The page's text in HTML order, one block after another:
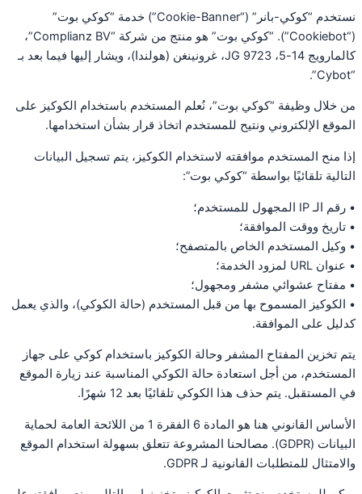
نستخدم “كوكي-بانر” (“Cookie-Banner”) خدمة “كوكي بوت”
(“Cookiebot”). “كوكي بوت” هو منتج من شركة “Complianz BV”،
كالمارويج 14-5، 9723 JG، غرونينغن (هولندا)، ويشار إليها فيما بعد بـ
“Cybot”.
من خلال وظيفة “كوكي بوت”، نُعلم المستخدم باستخدام الكوكيز على
الموقع الإلكتروني ونتيح للمستخدم اتخاذ قرار بشأن استخدامها.
إذا منح المستخدم موافقته لاستخدام الكوكيز، يتم تسجيل البيانات
التالية تلقائيًا بواسطة “كوكي بوت”:
• رقم الـ IP المجهول للمستخدم؛
• تاريخ ووقت الموافقة؛
• وكيل المستخدم الخاص بالمتصفح؛
• عنوان URL لمزود الخدمة؛
• مفتاح عشوائي مشفر ومجهول؛
• الكوكيز المسموح بها من قبل المستخدم (حالة الكوكي)، والذي يعمل
كدليل على الموافقة.
يتم تخزين المفتاح المشفر وحالة الكوكيز باستخدام كوكي على جهاز
المستخدم، من أجل استعادة حالة الكوكي المناسبة عند زيارة الموقع
في المستقبل. يتم حذف هذا الكوكي تلقائيًا بعد 12 شهرًا.
الأساس القانوني هنا هو المادة 6 الفقرة 1 من اللائحة العامة لحماية
البيانات (GDPR). مصالحنا المشروعة تتعلق بسهولة استخدام الموقع
والامتثال للمتطلبات القانونية لـ GDPR.